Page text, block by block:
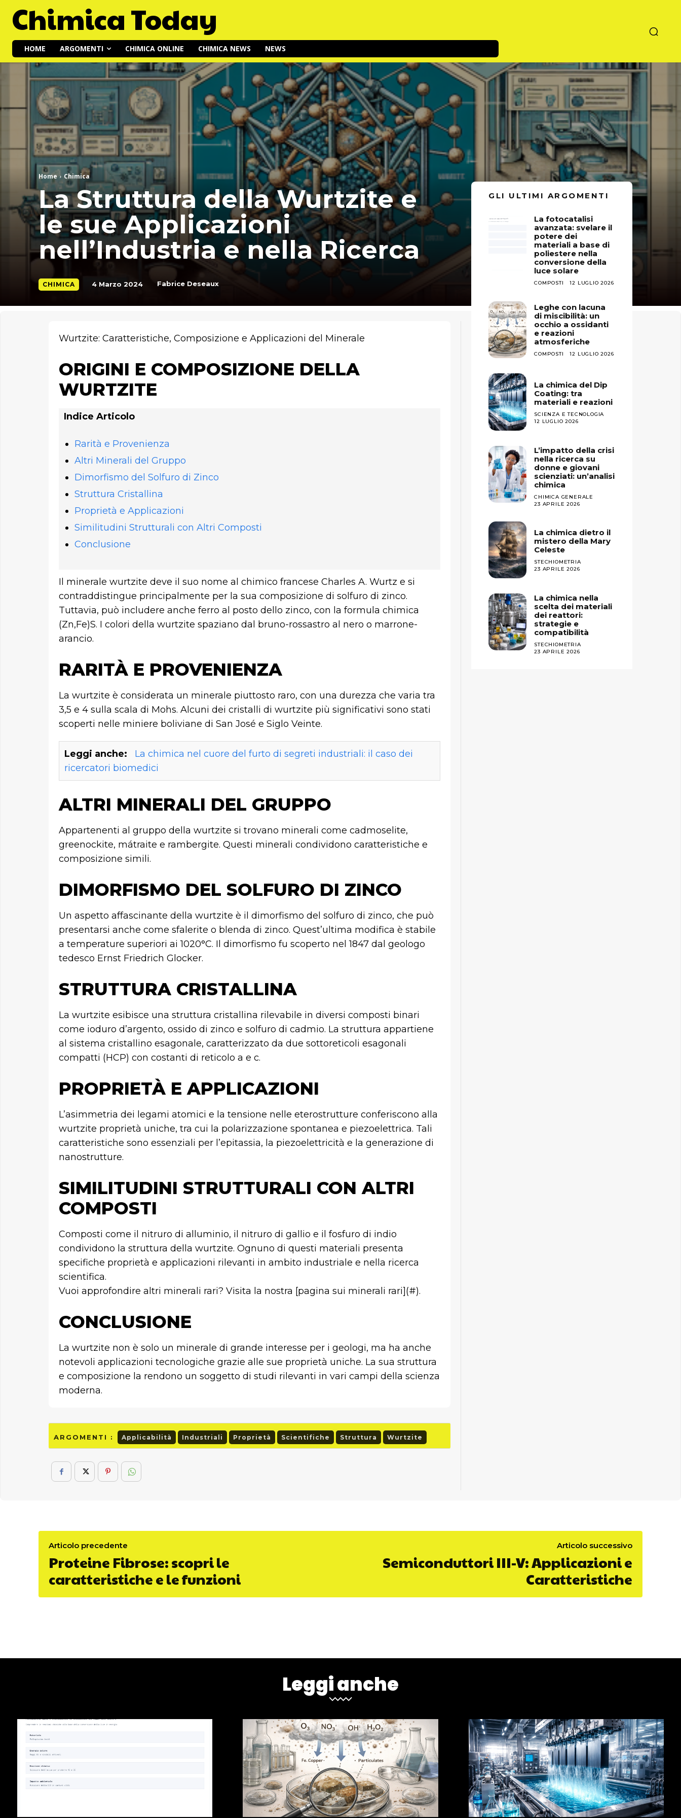
Chimica Today
HOME ARGOMENTI CHIMICA ONLINE CHIMICA NEWS NEWS
Home Chimica
La Struttura della Wurtzite e
le sue Applicazioni
nell’Industria e nella Ricerca
CHIMICA 4 Marzo 2024 Fabrice Deseaux
Wurtzite: Caratteristiche, Composizione e Applicazioni del Minerale
ORIGINI E COMPOSIZIONE DELLA
WURTZITE
Indice Articolo
Rarità e Provenienza
Altri Minerali del Gruppo
Dimorfismo del Solfuro di Zinco
Struttura Cristallina
Proprietà e Applicazioni
Similitudini Strutturali con Altri Composti
Conclusione
Il minerale wurtzite deve il suo nome al chimico francese Charles A. Wurtz e si
contraddistingue principalmente per la sua composizione di solfuro di zinco.
Tuttavia, può includere anche ferro al posto dello zinco, con la formula chimica
(Zn,Fe)S. I colori della wurtzite spaziano dal bruno-rossastro al nero o marrone-
arancio.
RARITÀ E PROVENIENZA
La wurtzite è considerata un minerale piuttosto raro, con una durezza che varia tra
3,5 e 4 sulla scala di Mohs. Alcuni dei cristalli di wurtzite più significativi sono stati
scoperti nelle miniere boliviane di San José e Siglo Veinte.
Leggi anche:
La chimica nel cuore del furto di segreti industriali: il caso dei
ricercatori biomedici
ALTRI MINERALI DEL GRUPPO
Appartenenti al gruppo della wurtzite si trovano minerali come cadmoselite,
greenockite, mátraite e rambergite. Questi minerali condividono caratteristiche e
composizione simili.
DIMORFISMO DEL SOLFURO DI ZINCO
Un aspetto affascinante della wurtzite è il dimorfismo del solfuro di zinco, che può
presentarsi anche come sfalerite o blenda di zinco. Quest’ultima modifica è stabile
a temperature superiori ai 1020°C. Il dimorfismo fu scoperto nel 1847 dal geologo
tedesco Ernst Friedrich Glocker.
STRUTTURA CRISTALLINA
La wurtzite esibisce una struttura cristallina rilevabile in diversi composti binari
come ioduro d’argento, ossido di zinco e solfuro di cadmio. La struttura appartiene
al sistema cristallino esagonale, caratterizzato da due sottoreticoli esagonali
compatti (HCP) con costanti di reticolo a e c.
PROPRIETÀ E APPLICAZIONI
L’asimmetria dei legami atomici e la tensione nelle eterostrutture conferiscono alla
wurtzite proprietà uniche, tra cui la polarizzazione spontanea e piezoelettrica. Tali
caratteristiche sono essenziali per l’epitassia, la piezoelettricità e la generazione di
nanostrutture.
SIMILITUDINI STRUTTURALI CON ALTRI
COMPOSTI
Composti come il nitruro di alluminio, il nitruro di gallio e il fosfuro di indio
condividono la struttura della wurtzite. Ognuno di questi materiali presenta
specifiche proprietà e applicazioni rilevanti in ambito industriale e nella ricerca
scientifica.
Vuoi approfondire altri minerali rari? Visita la nostra [pagina sui minerali rari](#).
CONCLUSIONE
La wurtzite non è solo un minerale di grande interesse per i geologi, ma ha anche
notevoli applicazioni tecnologiche grazie alle sue proprietà uniche. La sua struttura
e composizione la rendono un soggetto di studi rilevanti in vari campi della scienza
moderna.
ARGOMENTI : Applicabilità Industriali Proprietà Scientifiche Struttura Wurtzite
GLI ULTIMI ARGOMENTI
La fotocatalisi
avanzata: svelare il
potere dei
materiali a base di
poliestere nella
conversione della
luce solare
COMPOSTI 12 LUGLIO 2026
Leghe con lacuna
di miscibilità: un
occhio a ossidanti
e reazioni
atmosferiche
COMPOSTI 12 LUGLIO 2026
La chimica del Dip
Coating: tra
materiali e reazioni
SCIENZA E TECNOLOGIA
12 LUGLIO 2026
L’impatto della crisi
nella ricerca su
donne e giovani
scienziati: un’analisi
chimica
CHIMICA GENERALE
23 APRILE 2026
La chimica dietro il
mistero della Mary
Celeste
STECHIOMETRIA
23 APRILE 2026
La chimica nella
scelta dei materiali
dei reattori:
strategie e
compatibilità
STECHIOMETRIA
23 APRILE 2026
Articolo precedente
Proteine Fibrose: scopri le
caratteristiche e le funzioni
Articolo successivo
Semiconduttori III-V: Applicazioni e
Caratteristiche
Leggi anche